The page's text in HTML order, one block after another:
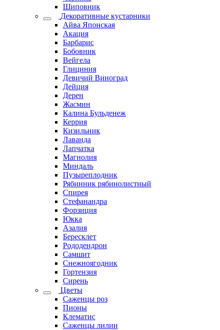
Шиповник
Декоративные кустарники
Айва Японская
Акация
Барбарис
Бобовник
Вейгела
Глициния
Девичий Виноград
Дейция
Дерен
Жасмин
Калина Бульденеж
Керрия
Кизильник
Лаванда
Лапчатка
Магнолия
Миндаль
Пузыреплодник
Рябинник рябинолистный
Спирея
Стефанандра
Форзиция
Юкка
Азалия
Бересклет
Рододендрон
Самшит
Снежноягодник
Гортензия
Сирень
Цветы
Саженцы роз
Пионы
Клематис
Саженцы лилии